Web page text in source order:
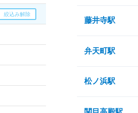
藤井寺駅
弁天町駅
松ノ浜駅